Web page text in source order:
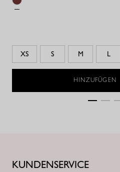
XS S M L
HINZUFÜGEN
KUNDENSERVICE